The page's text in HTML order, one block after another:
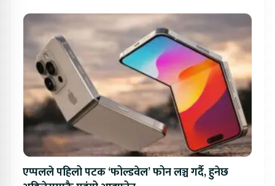
एप्पलले पहिलो पटक ‘फोल्डवेल’ फोन लञ्च गर्दै, हुनेछ